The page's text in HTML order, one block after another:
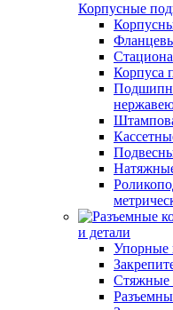
Корпусные
Корпуса
и детали
Упорные
Стяжные